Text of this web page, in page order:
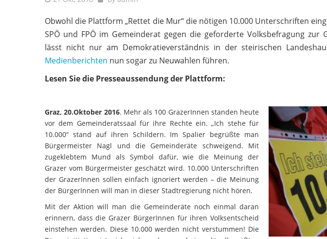
Obwohl die Plattform „Rettet die Mur“ die nötigen 10.000 Unterschriften
SPÖ und FPÖ im Gemeinderat gegen die geforderte Volksbefragung zur
lässt nicht nur am Demokratieverständnis in der steirischen
Medienberichten nun sogar zu Neuwahlen führen.
Lesen Sie die Presseaussendung der Plattform:
Graz, 20.Oktober 2016. Mehr als 100 GrazerInnen standen heute
vor dem Gemeinderatssaal für ihre Rechte ein. „Ich stehe für
10.000“ stand auf ihren Schildern. Im Spalier begrüßte man
Bürgermeister Nagl und die Gemeinderäte schweigend. Mit
zugeklebtem Mund als Symbol dafür, wie die Meinung der
Grazer vom Bürgermeister geschätzt wird. 10.000 Unterschriften
der GrazerInnen sollen einfach ignoriert werden – die Meinung
der BürgerInnen will man in dieser Stadtregierung nicht hören.
Mit der Aktion will man die Gemeinderäte noch einmal daran
erinnern, dass die Grazer BürgerInnen für ihren Volksentscheid
einstehen werden. Diese 10.000 werden nicht verstummen! Die